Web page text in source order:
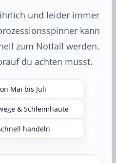
und leider immer
kann
zum Notfall werden.
du achten musst.
Mai bis Juli
& Schleimhäute
handeln